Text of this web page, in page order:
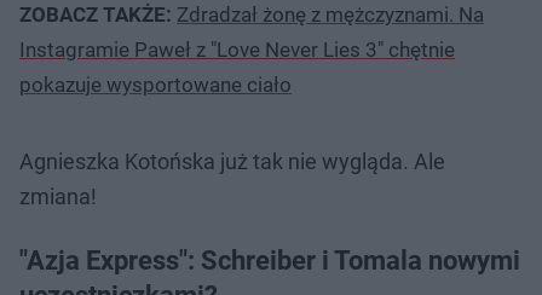
ZOBACZ TAKŻE: Zdradzał żonę z mężczyznami. Na
Instagramie Paweł z "Love Never Lies 3" chętnie
pokazuje wysportowane ciało
Agnieszka Kotońska już tak nie wygląda. Ale
zmiana!
"Azja Express": Schreiber i Tomala nowymi